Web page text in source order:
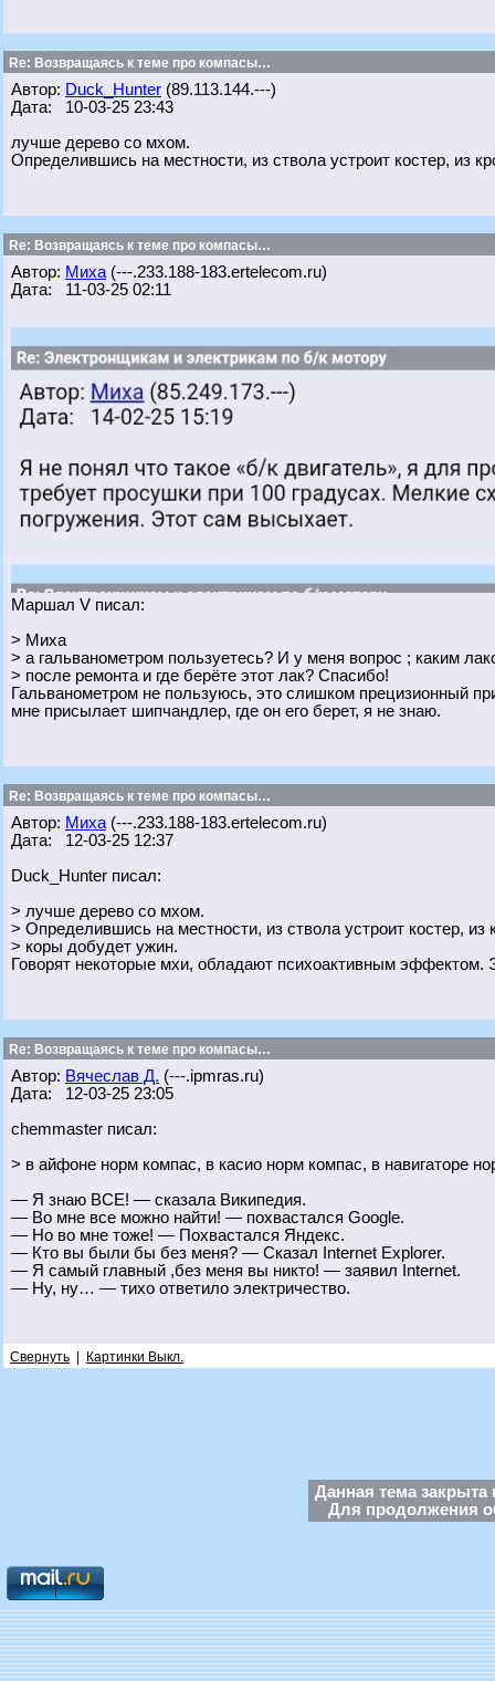
Re: Возвращаясь к теме про компасы…
Автор: Duck_Hunter (89.113.144.---)
Дата: 10-03-25 23:43
лучше дерево со мхом.
Определившись на местности, из ствола устроит костер, из
Re: Возвращаясь к теме про компасы…
Автор: Миха (---.233.188-183.ertelecom.ru)
Дата: 11-03-25 02:11
Маршал V писал:
> Миха
> а гальванометром пользуетесь? И у меня вопрос ; каким
> после ремонта и где берёте этот лак? Спасибо!
Гальванометром не пользуюсь, это слишком прецизионный
мне присылает шипчандлер, где он его берет, я не знаю.
Re: Возвращаясь к теме про компасы…
Автор: Миха (---.233.188-183.ertelecom.ru)
Дата: 12-03-25 12:37
Duck_Hunter писал:
> лучше дерево со мхом.
> Определившись на местности, из ствола устроит костер,
> коры добудет ужин.
Говорят некоторые мхи, обладают психоактивным эффектом.
Re: Возвращаясь к теме про компасы…
Автор: Вячеслав Д. (---.ipmras.ru)
Дата: 12-03-25 23:05
chemmaster писал:
> в айфоне норм компас, в касио норм компас, в навигаторе
— Я знаю ВСЕ! — сказала Википедия.
— Во мне все можно найти! — похвастался Googlе.
— Но во мне тоже! — Похвастался Яндекс.
— Кто вы были бы без меня? — Сказал Internet Explorer.
— Я самый главный ,без меня вы никто! — заявил Intеrnеt.
— Ну, ну… — тихо ответило электричество.
Свернуть Картинки Выкл.
Данная тема закрыта
Для продолжения